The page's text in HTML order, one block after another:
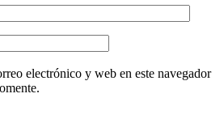
electrónico y web en este navegador